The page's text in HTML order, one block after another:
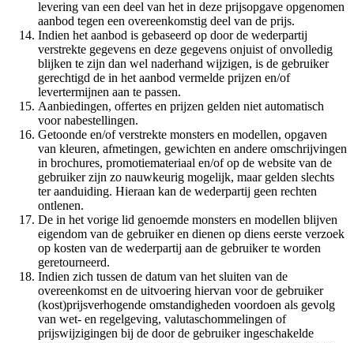
levering van een deel van het in deze prijsopgave opgenomen
aanbod tegen een overeenkomstig deel van de prijs.
Indien het aanbod is gebaseerd op door de wederpartij
verstrekte gegevens en deze gegevens onjuist of onvolledig
blijken te zijn dan wel naderhand wijzigen, is de gebruiker
gerechtigd de in het aanbod vermelde prijzen en/of
levertermijnen aan te passen.
Aanbiedingen, offertes en prijzen gelden niet automatisch
voor nabestellingen.
Getoonde en/of verstrekte monsters en modellen, opgaven
van kleuren, afmetingen, gewichten en andere omschrijvingen
in brochures, promotiemateriaal en/of op de website van de
gebruiker zijn zo nauwkeurig mogelijk, maar gelden slechts
ter aanduiding. Hieraan kan de wederpartij geen rechten
ontlenen.
De in het vorige lid genoemde monsters en modellen blijven
eigendom van de gebruiker en dienen op diens eerste verzoek
op kosten van de wederpartij aan de gebruiker te worden
geretourneerd.
Indien zich tussen de datum van het sluiten van de
overeenkomst en de uitvoering hiervan voor de gebruiker
(kost)prijsverhogende omstandigheden voordoen als gevolg
van wet- en regelgeving, valutaschommelingen of
prijswijzigingen bij de door de gebruiker ingeschakelde